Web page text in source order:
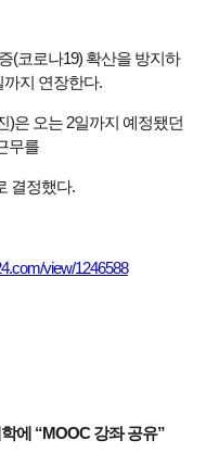
(코로나19) 확산을 방지하
까지 연장한다.
)은 오는 2일까지 예정됐던
무를
결정했다.
view/1246588
에 “MOOC 강좌 공유”